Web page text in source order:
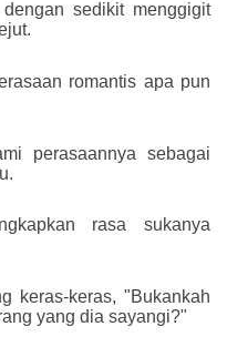
sedikit menggigit
romantis apa pun
perasaannya sebagai
rasa sukanya
keras-keras, "Bukankah
yang dia sayangi?"